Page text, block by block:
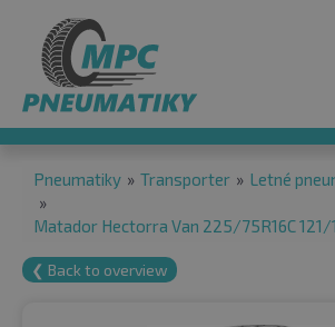
Pneumatiky » Transporter » Letné
»
Matador Hectorra Van 225/75R16C 121/
❮ Back to overview